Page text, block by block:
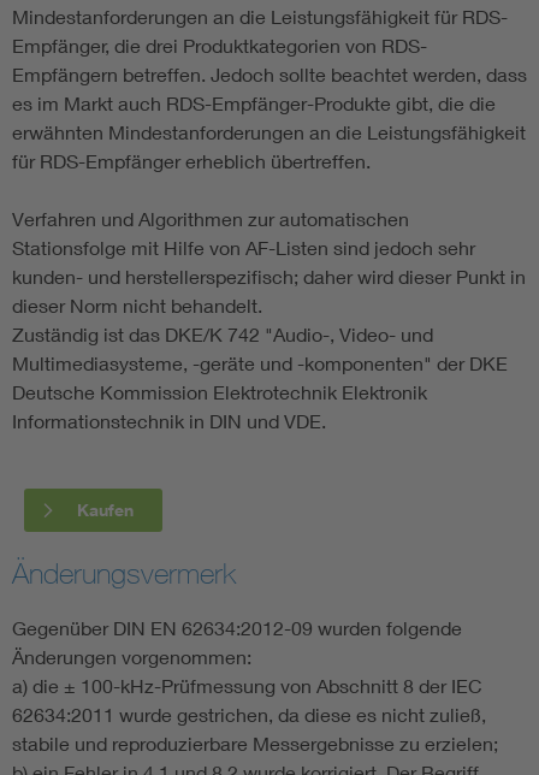
DIN VDE 0100 für sichere Elektroinstallationen
Elektrofachkraft (EFK)
Mindestanforderungen an die Leistungsfähigkeit für RDS-
Empfänger, die drei Produktkategorien von RDS-
Empfängern betreffen. Jedoch sollte beachtet werden, dass
es im Markt auch RDS-Empfänger-Produkte gibt, die die
erwähnten Mindestanforderungen an die Leistungsfähigkeit
für RDS-Empfänger erheblich übertreffen.
Verfahren und Algorithmen zur automatischen
Stationsfolge mit Hilfe von AF-Listen sind jedoch sehr
kunden- und herstellerspezifisch; daher wird dieser Punkt in
dieser Norm nicht behandelt.
Zuständig ist das DKE/K 742 "Audio-, Video- und
Multimediasysteme, -geräte und -komponenten" der DKE
Deutsche Kommission Elektrotechnik Elektronik
Informationstechnik in DIN und VDE.
Kaufen
Änderungsvermerk
Gegenüber DIN EN 62634:2012-09 wurden folgende
Änderungen vorgenommen:
a) die ± 100-kHz-Prüfmessung von Abschnitt 8 der IEC
62634:2011 wurde gestrichen, da diese es nicht zuließ,
stabile und reproduzierbare Messergebnisse zu erzielen;